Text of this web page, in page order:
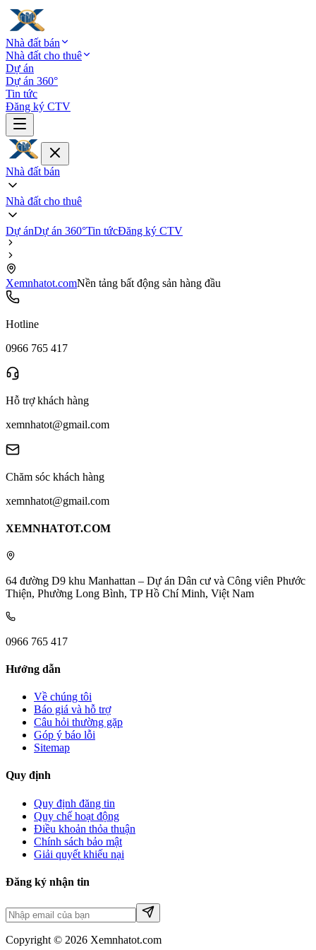
Nhà đất bán
Nhà đất cho thuê
Dự án
Dự án 360°
Tin tức
Đăng ký CTV
Nhà đất bán
Nhà đất cho thuê
Dự ánDự án 360°Tin tứcĐăng ký CTV
Xemnhatot.comNền tảng bất động sản hàng đầu
Hotline
0966 765 417
Hỗ trợ khách hàng
xemnhatot@gmail.com
Chăm sóc khách hàng
xemnhatot@gmail.com
XEMNHATOT.COM
64 đường D9 khu Manhattan – Dự án Dân cư và Công viên Phước
Thiện, Phường Long Bình, TP Hồ Chí Minh, Việt Nam
0966 765 417
Hướng dẫn
Về chúng tôi
Báo giá và hỗ trợ
Câu hỏi thường gặp
Góp ý báo lỗi
Sitemap
Quy định
Quy định đăng tin
Quy chế hoạt động
Điều khoản thỏa thuận
Chính sách bảo mật
Giải quyết khiếu nại
Đăng ký nhận tin
Copyright © 2026 Xemnhatot.com